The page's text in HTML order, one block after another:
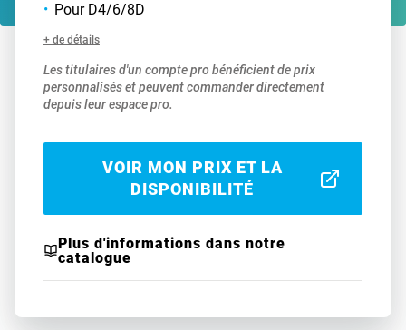
Pour D4/6/8D
+ de détails
Les titulaires d'un compte pro bénéficient de prix
personnalisés et peuvent commander directement
depuis leur espace pro.
VOIR MON PRIX ET LA
DISPONIBILITÉ
Plus d'informations dans notre
catalogue